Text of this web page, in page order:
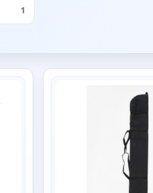
1
SAIMAA